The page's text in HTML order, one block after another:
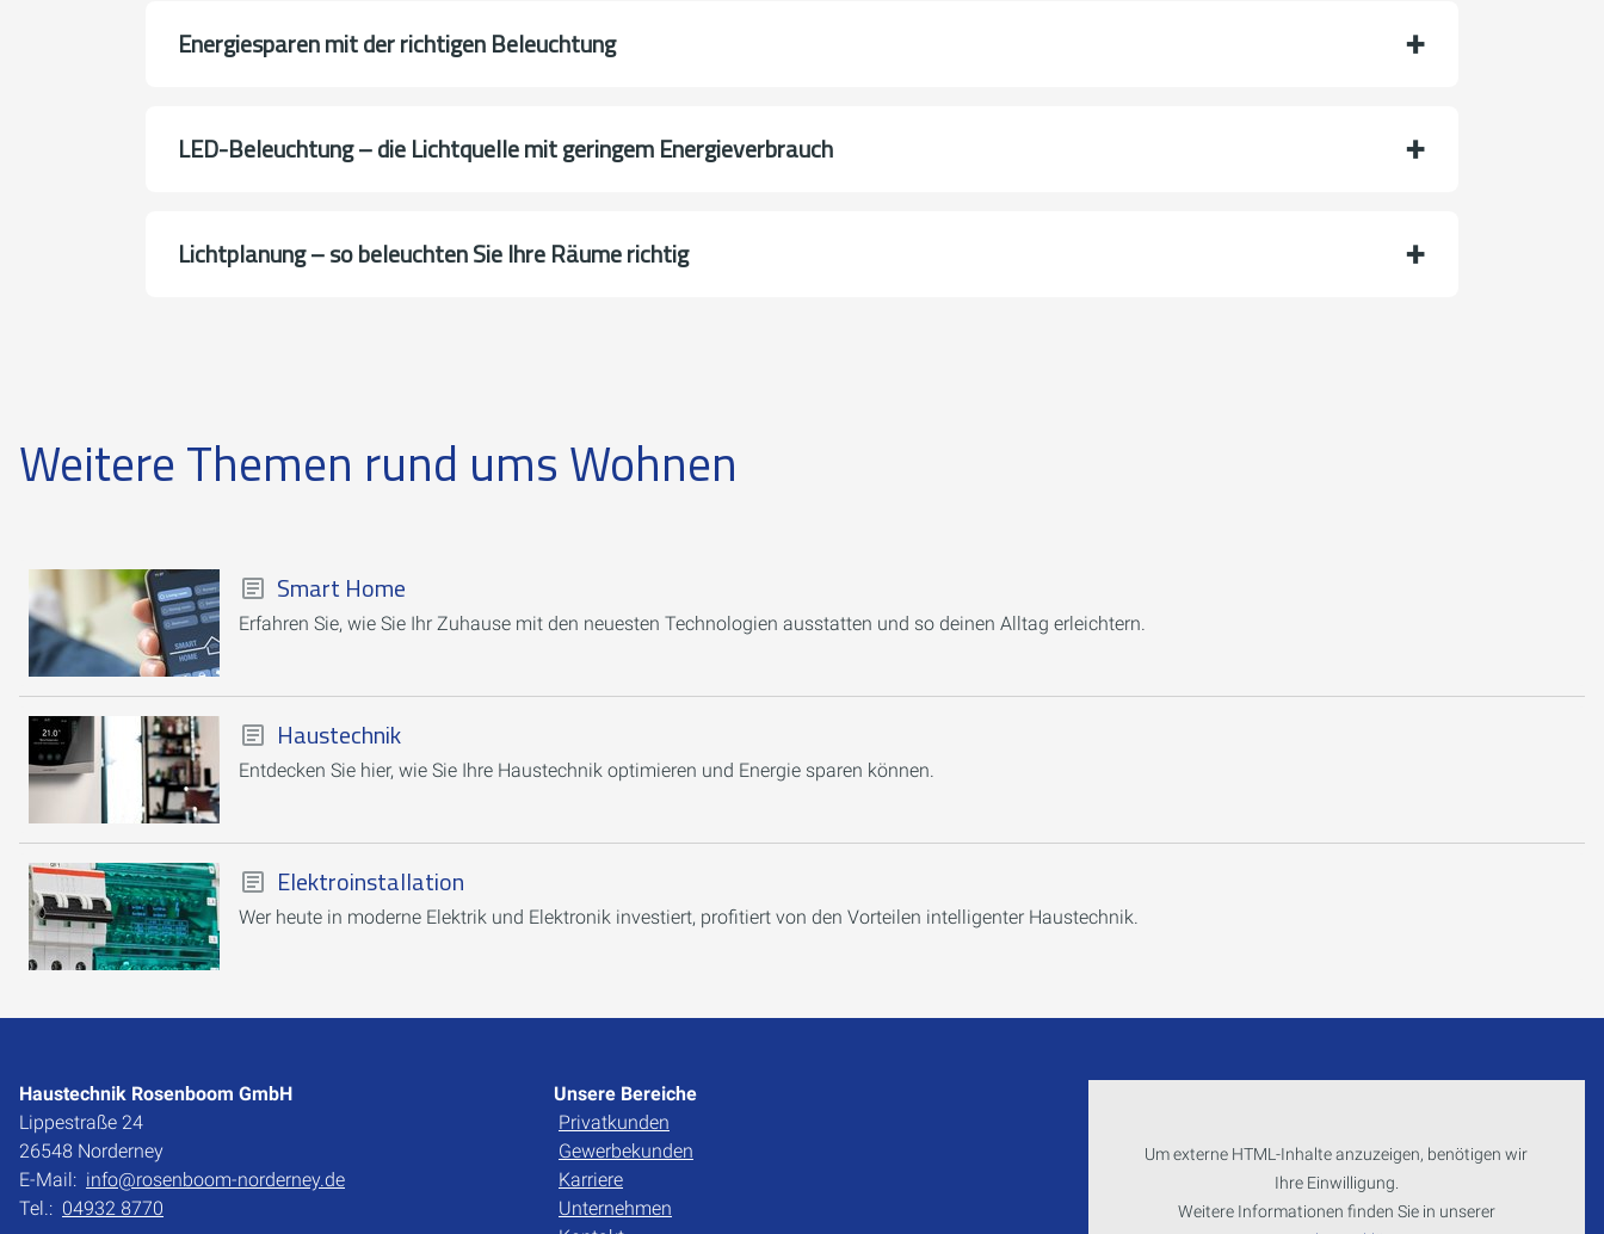
Energiesparen mit der richtigen Beleuchtung
LED-Beleuchtung – die Lichtquelle mit geringem Energieverbrauch
Lichtplanung – so beleuchten Sie Ihre Räume richtig
Weitere Themen rund ums Wohnen
Smart Home
Erfahren Sie, wie Sie Ihr Zuhause mit den neuesten Technologien ausstatten und so deinen Alltag erleichtern.
Haustechnik
Entdecken Sie hier, wie Sie Ihre Haustechnik optimieren und Energie sparen können.
Elektroinstallation
Wer heute in moderne Elektrik und Elektronik investiert, profitiert von den Vorteilen intelligenter Haustechnik.
Haustechnik Rosenboom GmbH
Lippestraße 24
26548 Norderney
E-Mail: info@rosenboom-norderney.de
Tel.: 04932 8770
Unsere Bereiche
Privatkunden
Gewerbekunden
Karriere
Unternehmen
Um externe HTML-Inhalte anzuzeigen, benötigen wir
Ihre Einwilligung.
Weitere Informationen finden Sie in unserer